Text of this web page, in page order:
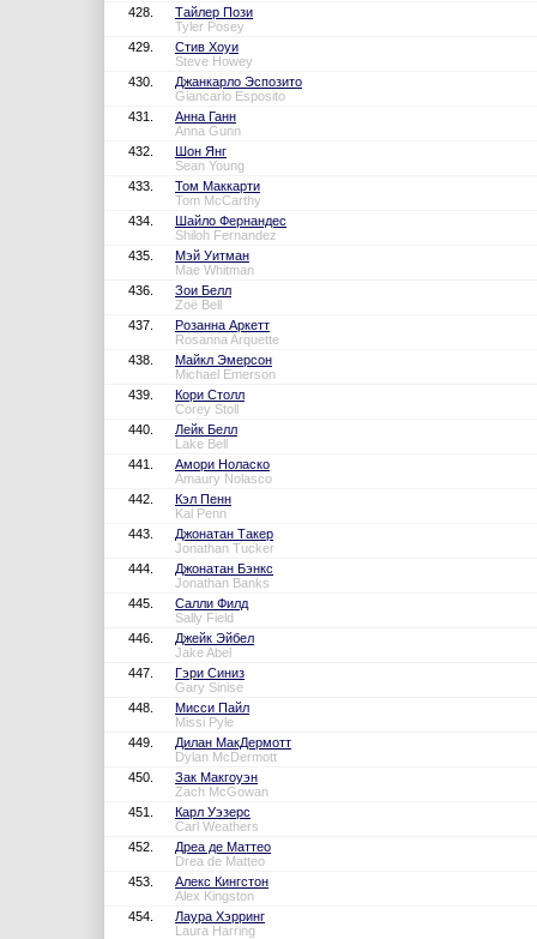
428.
Тайлер Пози
Tyler Posey
429.
Стив Хоуи
Steve Howey
430.
Джанкарло Эспозито
Giancarlo Esposito
431.
Анна Ганн
Anna Gunn
432.
Шон Янг
Sean Young
433.
Том Маккарти
Tom McCarthy
434.
Шайло Фернандес
Shiloh Fernandez
435.
Мэй Уитман
Mae Whitman
436.
Зои Белл
Zoë Bell
437.
Розанна Аркетт
Rosanna Arquette
438.
Майкл Эмерсон
Michael Emerson
439.
Кори Столл
Corey Stoll
440.
Лейк Белл
Lake Bell
441.
Амори Ноласко
Amaury Nolasco
442.
Кэл Пенн
Kal Penn
443.
Джонатан Такер
Jonathan Tucker
444.
Джонатан Бэнкс
Jonathan Banks
445.
Салли Филд
Sally Field
446.
Джейк Эйбел
Jake Abel
447.
Гэри Синиз
Gary Sinise
448.
Мисси Пайл
Missi Pyle
449.
Дилан МакДермотт
Dylan McDermott
450.
Зак Макгоуэн
Zach McGowan
451.
Карл Уэзерс
Carl Weathers
452.
Дреа де Маттео
Drea de Matteo
453.
Алекс Кингстон
Alex Kingston
454.
Лаура Хэрринг
Laura Harring